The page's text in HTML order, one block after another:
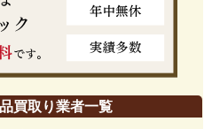
買取り業者一覧